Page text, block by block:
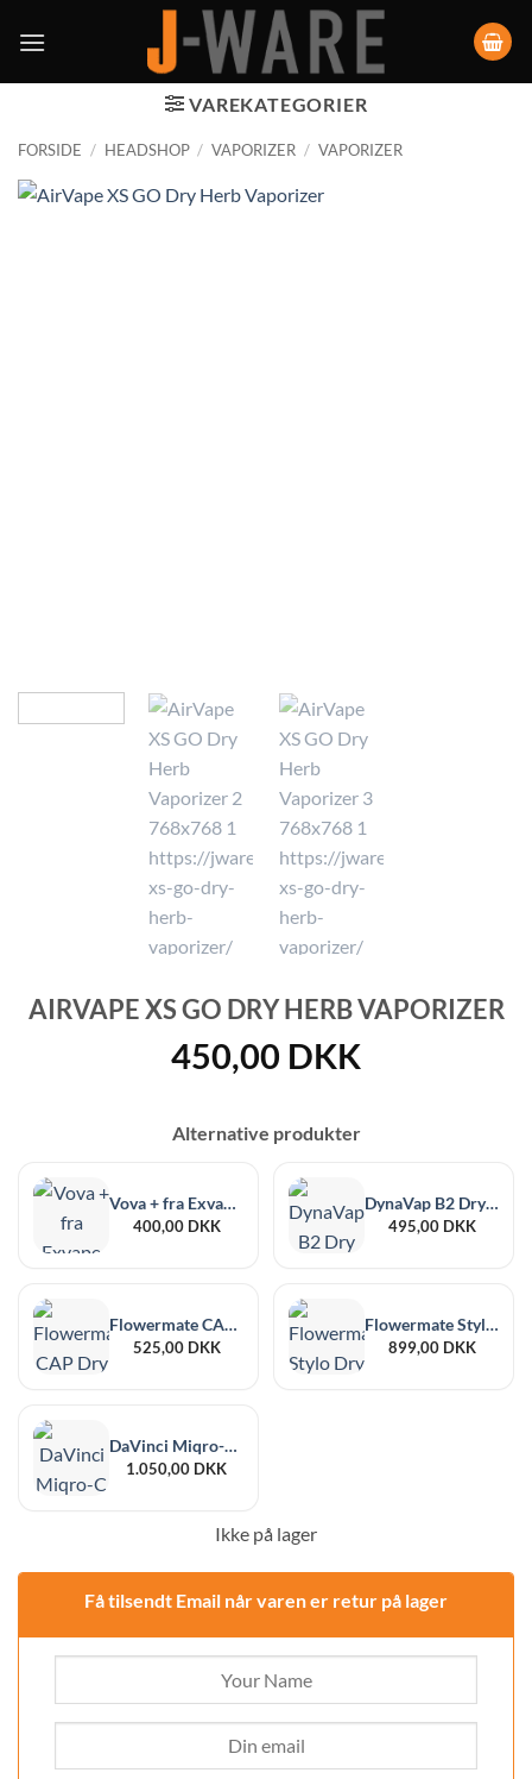
VAREKATEGORIER
FORSIDE / HEADSHOP / VAPORIZER / VAPORIZER
AIRVAPE XS GO DRY HERB VAPORIZER
450,00 DKK
Alternative produkter
Vova + fra Exvape Vaporizer Volks
400,00 DKK
DynaVap B2 Dry Herb Vaporizer
495,00 DKK
Flowermate CAP Dry Herb Vaporizer
525,00 DKK
Flowermate Stylo Dry Herb Vaporizer
899,00 DKK
DaVinci Miqro-C Compact Dry Herb Vaporizer
1.050,00 DKK
Ikke på lager
Få tilsendt Email når varen er retur på lager